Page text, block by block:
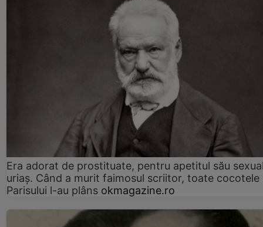
Era adorat de prostituate, pentru apetitul său
uriaș. Când a murit faimosul scriitor, toate cocotele
Parisului l-au plâns okmagazine.ro